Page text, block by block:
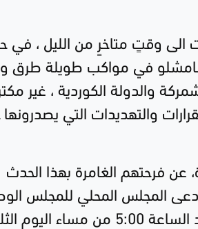
وقتٍ متاخرٍ من الليل ، في
قامشلو في مواكب طويلة طرق و
والدولة الكوردية ، غير
والتهديدات التي يصدرونها
عن فرحتهم الغامرة بهذا الحدث
دعى المجلس المحلي للمجلس
الثلاثاء.